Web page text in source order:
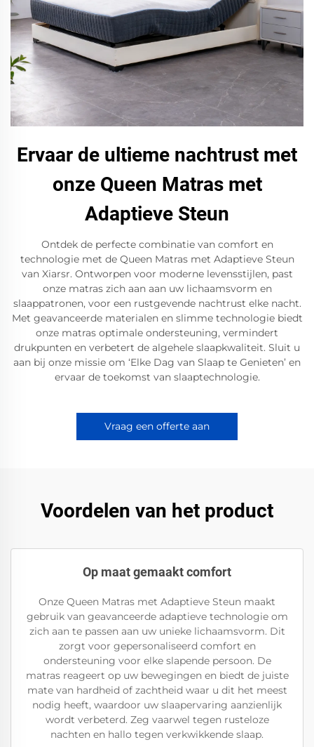
Ervaar de ultieme nachtrust met
onze Queen Matras met
Adaptieve Steun
Ontdek de perfecte combinatie van comfort en
technologie met de Queen Matras met Adaptieve Steun
van Xiarsr. Ontworpen voor moderne levensstijlen, past
onze matras zich aan aan uw lichaamsvorm en
slaappatronen, voor een rustgevende nachtrust elke nacht.
Met geavanceerde materialen en slimme technologie biedt
onze matras optimale ondersteuning, vermindert
drukpunten en verbetert de algehele slaapkwaliteit. Sluit u
aan bij onze missie om ‘Elke Dag van Slaap te Genieten’ en
ervaar de toekomst van slaaptechnologie.
Vraag een offerte aan
Voordelen van het product
Op maat gemaakt comfort
Onze Queen Matras met Adaptieve Steun maakt
gebruik van geavanceerde adaptieve technologie om
zich aan te passen aan uw unieke lichaamsvorm. Dit
zorgt voor gepersonaliseerd comfort en
ondersteuning voor elke slapende persoon. De
matras reageert op uw bewegingen en biedt de juiste
mate van hardheid of zachtheid waar u dit het meest
nodig heeft, waardoor uw slaapervaring aanzienlijk
wordt verbeterd. Zeg vaarwel tegen rusteloze
nachten en hallo tegen verkwikkende slaap.